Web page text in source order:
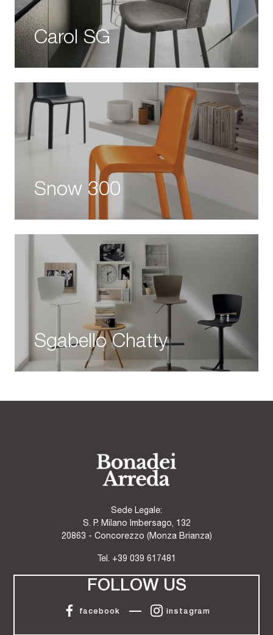
Carol SG
Snow 300
Sgabello Chatty
Sede Legale:
S. P. Milano Imbersago, 132
20863 - Concorezzo (Monza Brianza)
Tel. +39 039 617481
FOLLOW US
facebook instagram